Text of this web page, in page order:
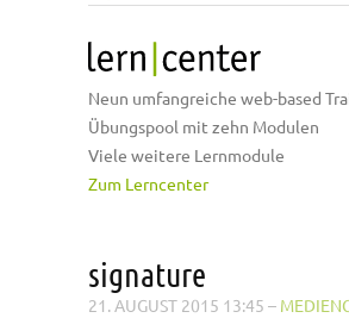
Neun umfangreiche web-based
Übungspool mit zehn Modulen
Viele weitere Lernmodule
Zum Lerncenter
signature
21. AUGUST 2015 13:45 –